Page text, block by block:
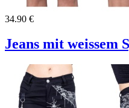
34.90 €
Jeans mit weissem